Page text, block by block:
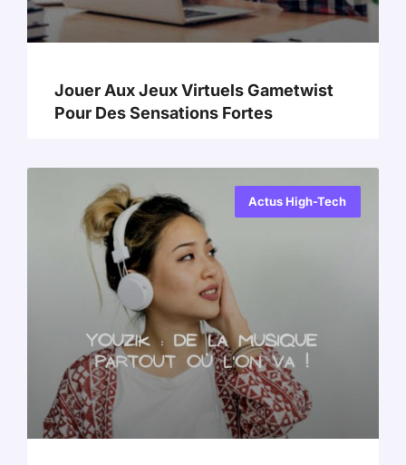
Jouer Aux Jeux Virtuels Gametwist
Pour Des Sensations Fortes
Actus High-Tech